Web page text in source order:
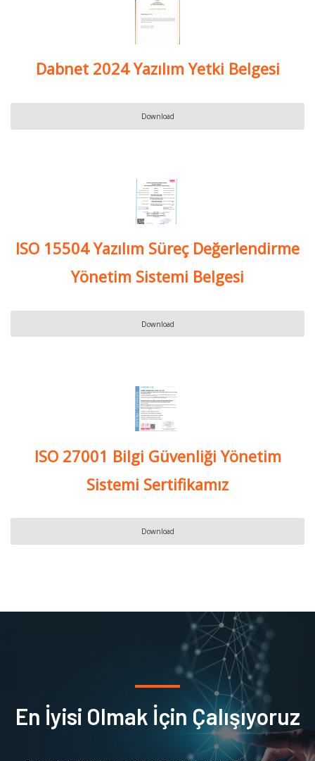
Dabnet 2024 Yazılım Yetki Belgesi
Download
ISO 15504 Yazılım Süreç Değerlendirme
Yönetim Sistemi Belgesi
Download
ISO 27001 Bilgi Güvenliği Yönetim
Sistemi Sertifikamız
Download
En İyisi Olmak İçin Çalışıyoruz